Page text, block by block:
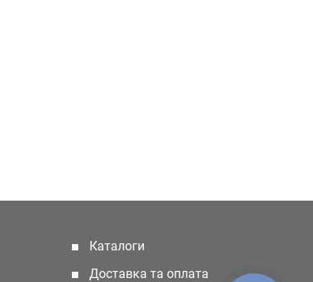
Каталоги
Доставка та оплата